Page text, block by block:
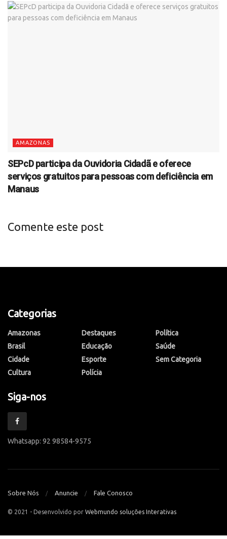
AMAZONAS
SEPcD participa da Ouvidoria Cidadã e oferece
serviços gratuitos para pessoas com deficiência em
Manaus
Comente este post
Categorias
Amazonas
Brasil
Cidade
Cultura
Destaques
Educação
Esporte
Polícia
Política
Saúde
Sem Categoria
Siga-nos
Whatsapp: 92 98584-9575
Sobre Nós Anuncie Fale Conosco
© 2021 - Desenvolvido por Webmundo soluções Interativas